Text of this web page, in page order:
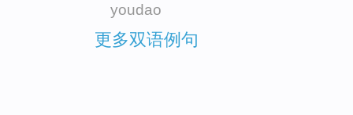
youdao
更多双语例句